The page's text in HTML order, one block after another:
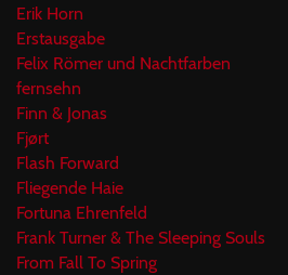
Erik Horn
Erstausgabe
Felix Römer und Nachtfarben
fernsehn
Finn & Jonas
Fjørt
Flash Forward
Fliegende Haie
Fortuna Ehrenfeld
Frank Turner & The Sleeping Souls
From Fall To Spring